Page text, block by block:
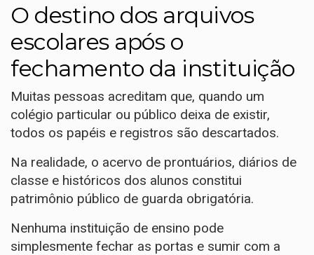
O destino dos arquivos
escolares após o
fechamento da instituição
Muitas pessoas acreditam que, quando um
colégio particular ou público deixa de existir,
todos os papéis e registros são descartados.
Na realidade, o acervo de prontuários, diários de
classe e históricos dos alunos constitui
patrimônio público de guarda obrigatória.
Nenhuma instituição de ensino pode
simplesmente fechar as portas e sumir com a